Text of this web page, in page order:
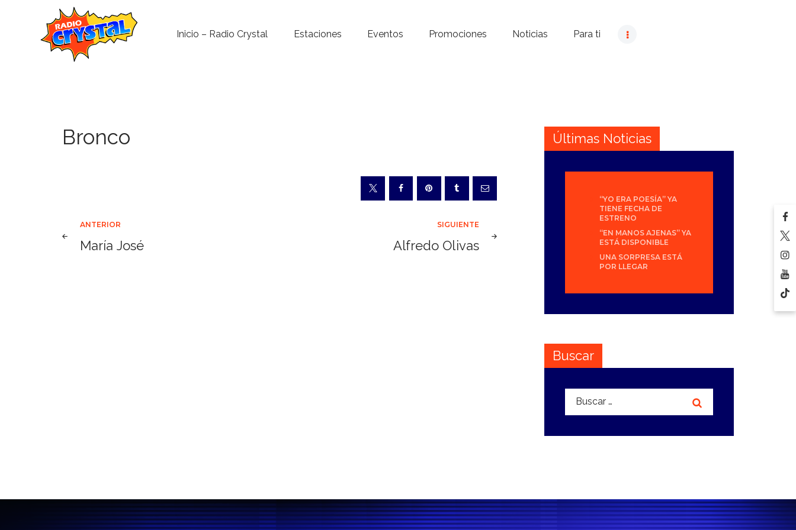
Inicio – Radio Crystal Estaciones Eventos Promociones Noticias Para ti
Bronco
Navegación
ANTERIOR
María José
SIGUIENTE
Alfredo Olivas
Últimas Noticias
“YO ERA POESÍA” YA
TIENE FECHA DE
ESTRENO
“EN MANOS AJENAS” YA
ESTÁ DISPONIBLE
UNA SORPRESA ESTÁ
POR LLEGAR
Buscar
Buscar: